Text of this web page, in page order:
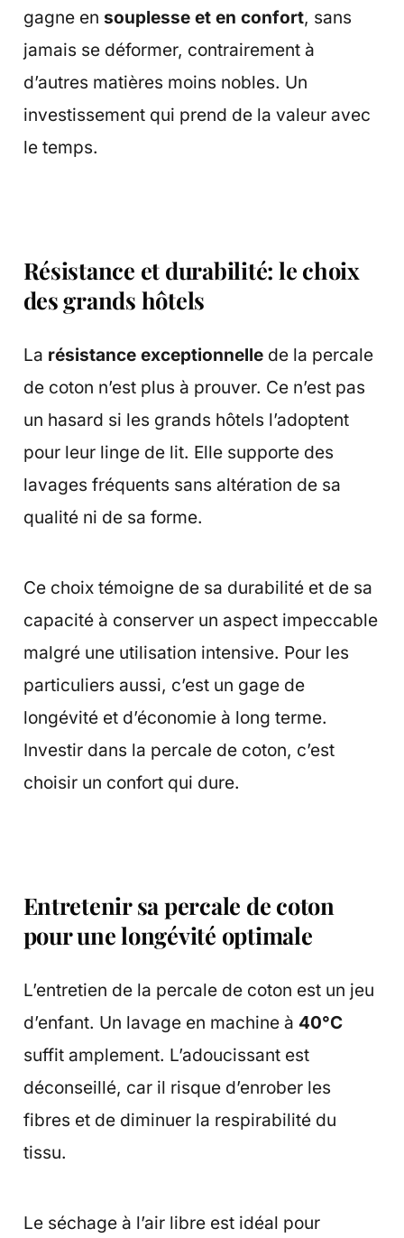
gagne en souplesse et en confort, sans
jamais se déformer, contrairement à
d’autres matières moins nobles. Un
investissement qui prend de la valeur avec
le temps.
Résistance et durabilité: le choix
des grands hôtels
La résistance exceptionnellede la percale
de coton n’est plus à prouver. Ce n’est pas
un hasard si les grands hôtels l’adoptent
pour leur linge de lit. Elle supporte des
lavages fréquents sans altération de sa
qualité ni de sa forme.
Ce choix témoigne de sa durabilité et de sa
capacité à conserver un aspect impeccable
malgré une utilisation intensive. Pour les
particuliers aussi, c’est un gage de
longévité et d’économie à long terme.
Investir dans la percale de coton, c’est
choisir un confort qui dure.
Entretenir sa percale de coton
pour une longévité optimale
L’entretien de la percale de coton est un jeu
d’enfant. Un lavage en machine à 40°C
suffit amplement. L’adoucissant est
déconseillé, car il risque d’enrober les
fibres et de diminuer la respirabilité du
tissu.
Le séchage à l’air libre est idéal pour